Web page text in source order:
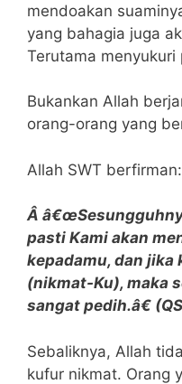
mendoakan
yang bahagia juga
Terutama menyukuri
Bukankan Allah
orang-orang yang
Allah SWT berfirman:
Â
pasti Kami akan
kepadamu, dan jika
(nikmat-Ku), maka
sangat pedih.â€
Sebaliknya, Allah
kufur nikmat. Orang